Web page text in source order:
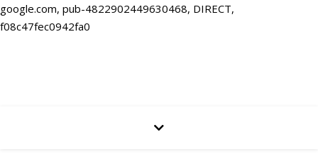
google.com, pub-4822902449630468, DIRECT,
f08c47fec0942fa0